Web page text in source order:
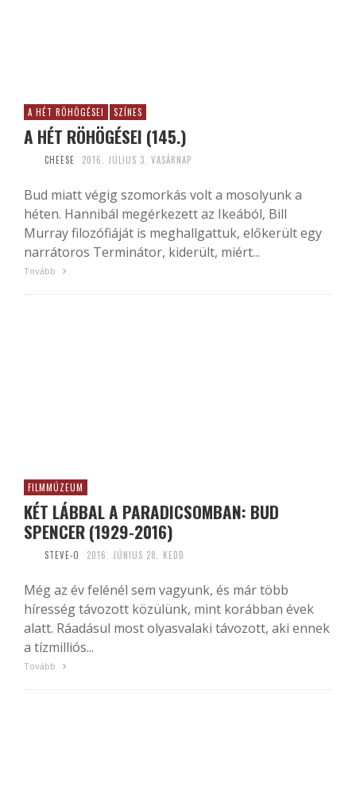
A HÉT RÖHÖGÉSEI SZÍNES
A HÉT RÖHÖGÉSEI (145.)
CHEESE 2016. JÚLIUS 3. VASÁRNAP
Bud miatt végig szomorkás volt a mosolyunk a
héten. Hannibál megérkezett az Ikeából, Bill
Murray filozófiáját is meghallgattuk, előkerült egy
narrátoros Terminátor, kiderült, miért...
Tovább
FILMMÚZEUM
KÉT LÁBBAL A PARADICSOMBAN: BUD
SPENCER (1929-2016)
STEVE-O 2016. JÚNIUS 28. KEDD
Még az év felénél sem vagyunk, és már több
híresség távozott közülünk, mint korábban évek
alatt. Ráadásul most olyasvalaki távozott, aki ennek
a tízmilliós...
Tovább